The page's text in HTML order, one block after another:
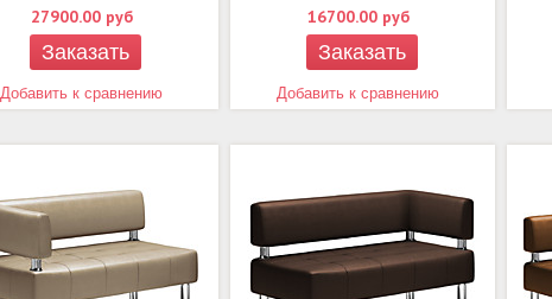
27900.00 руб
Заказать
Добавить к сравнению
16700.00 руб
Заказать
Добавить к сравнению